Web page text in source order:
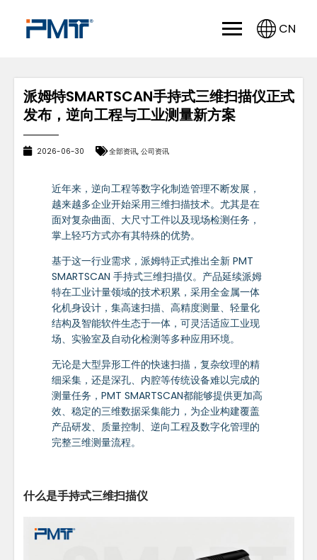
CN
派姆特SMARTSCAN手持式三维扫描仪正式
发布，逆向工程与工业测量新方案
2026-06-30 全部资讯, 公司资讯
近年来，逆向工程等数字化制造管理不断发展，
越来越多企业开始采用三维扫描技术。尤其是在
面对复杂曲面、大尺寸工件以及现场检测任务，
掌上轻巧方式亦有其特殊的优势。
基于这一行业需求，派姆特正式推出全新 PMT
SMARTSCAN 手持式三维扫描仪。产品延续派姆
特在工业计量领域的技术积累，采用全金属一体
化机身设计，集高速扫描、高精度测量、轻量化
结构及智能软件生态于一体，可灵活适应工业现
场、实验室及自动化检测等多种应用环境。
无论是大型异形工件的快速扫描，复杂纹理的精
细采集，还是深孔、内腔等传统设备难以完成的
测量任务，PMT SMARTSCAN都能够提供更加高
效、稳定的三维数据采集能力，为企业构建覆盖
产品研发、质量控制、逆向工程及数字化管理的
完整三维测量流程。
什么是手持式三维扫描仪